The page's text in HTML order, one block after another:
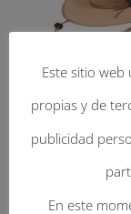
Guaso.
con
cordón
Este sitio web
propias y de
publicidad
En este